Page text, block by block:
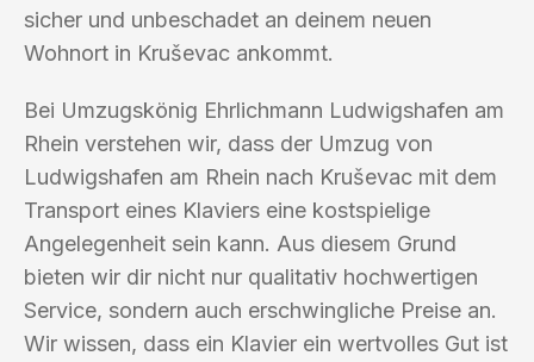
sicher und unbeschadet an deinem neuen
Wohnort in Kruševac ankommt.
Bei Umzugskönig Ehrlichmann Ludwigshafen am
Rhein verstehen wir, dass der Umzug von
Ludwigshafen am Rhein nach Kruševac mit dem
Transport eines Klaviers eine kostspielige
Angelegenheit sein kann. Aus diesem Grund
bieten wir dir nicht nur qualitativ hochwertigen
Service, sondern auch erschwingliche Preise an.
Wir wissen, dass ein Klavier ein wertvolles Gut ist